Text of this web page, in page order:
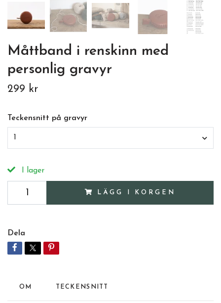
Måttband i renskinn med
personlig gravyr
299 kr
Teckensnitt på gravyr
1
I lager
LÄGG I KORGEN
Dela
OM TECKENSNITT